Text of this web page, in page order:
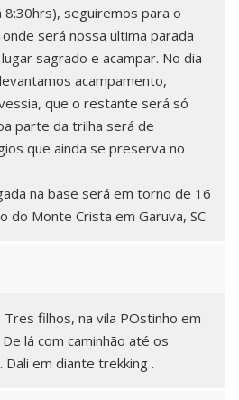
seguiremos para o
será nossa ultima parada
sagrado e acampar. No dia
acampamento,
que o restante será só
parte da trilha será de
que ainda se preserva no
na base será em torno de 16
do Monte Crista em Garuva, SC
filhos, na vila POstinho em
lá com caminhão até os
em diante trekking .